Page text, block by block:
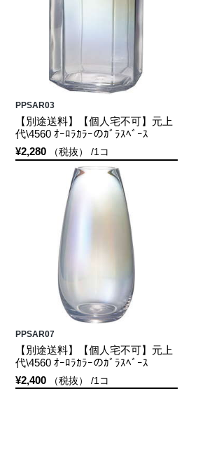
PPSAR03
【別途送料】【個人宅不可】元上
代\4560 ｵｰﾛﾗｶﾗｰのｶﾞﾗｽﾍﾞｰｽ
¥2,280（税抜） /1コ
PPSAR07
【別途送料】【個人宅不可】元上
代\4560 ｵｰﾛﾗｶﾗｰのｶﾞﾗｽﾍﾞｰｽ
¥2,400（税抜） /1コ